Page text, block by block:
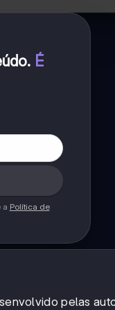
. É
a Política de
pelas